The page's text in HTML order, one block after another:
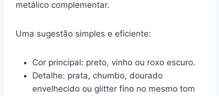
metálico complementar.
Uma sugestão simples e eficiente:
Cor principal: preto, vinho ou roxo escuro.
Detalhe: prata, chumbo, dourado
envelhecido ou glitter fino no mesmo tom